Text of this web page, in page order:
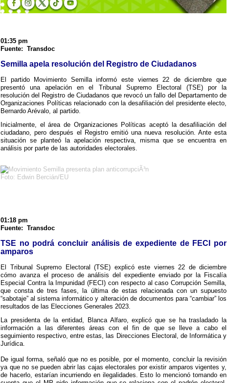
01:35 pm
Fuente: Transdoc
Semilla apela resolución del Registro de Ciudadanos
El partido Movimiento Semilla informó este viernes 22 de diciembre que
presentó una apelación en el Tribunal Supremo Electoral (TSE) por la
resolución del Registro de Ciudadanos que revocó un fallo del Departamento de
Organizaciones Políticas relacionado con la desafiliación del presidente electo,
Bernardo Arévalo, al partido.
Inicialmente, el área de Organizaciones Políticas aceptó la desafiliación del
ciudadano, pero después el Registro emitió una nueva resolución. Ante esta
situación se planteó la apelación respectiva, misma que se encuentra en
análisis por parte de las autoridades electorales.
Foto: Edwin Bercián/EU
01:18 pm
Fuente: Transdoc
TSE no podrá concluir análisis de expediente de FECI por
amparos
El Tribunal Supremo Electoral (TSE) explicó este viernes 22 de diciembre
cómo avanza el proceso de análisis del expediente enviado por la Fiscalía
Especial Contra la Impunidad (FECI) con respecto al caso Corrupción Semilla,
que consta de tres fases, la última de estas relacionada con un supuesto
“sabotaje” al sistema informático y alteración de documentos para “cambiar” los
resultados de las Elecciones Generales 2023.
La presidenta de la entidad, Blanca Alfaro, explicó que se ha trasladado la
información a las diferentes áreas con el fin de que se lleve a cabo el
seguimiento respectivo, entre estas, las Direcciones Electoral, de Informática y
Jurídica.
De igual forma, señaló que no es posible, por el momento, concluir la revisión
ya que no se pueden abrir las cajas electorales por existir amparos vigentes y,
de hacerlo, estarían incurriendo en ilegalidades. Esto lo mencionó tomando en